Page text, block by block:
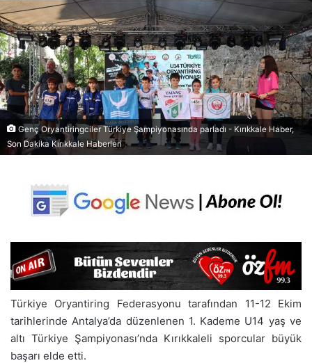
Genç Oryantiringciler Türkiye Şampiyonasında parladı - Kırıkkale Haber,
Son Dakika Kırıkkale Haberleri
Türkiye Oryantiring Federasyonu tarafından 11-12 Ekim
tarihlerinde Antalya’da düzenlenen 1. Kademe U14 yaş ve
altı Türkiye Şampiyonası’nda Kırıkkaleli sporcular büyük
başarı elde etti.